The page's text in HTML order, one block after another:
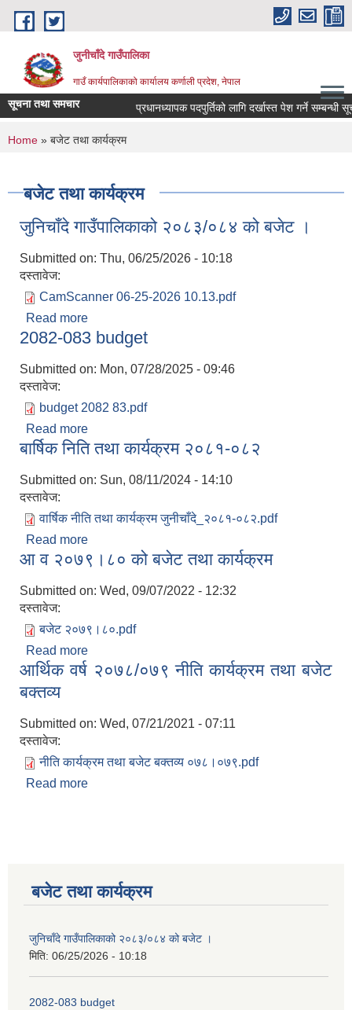
Skip to main content
जुनीचाँदे गाउँपालिका
गाउँ कार्यपालिकाको कार्यालय कर्णाली प्रदेश, नेपाल
सूचना तथा समचार प्रधानध्यापक पदपुर्तिको लागि दर्खास्त पेश गर्ने सम्बन्धी
You are here
Home » बजेट तथा कार्यक्रम
बजेट तथा कार्यक्रम
जुनिचाँदे गाउँपालिकाको २०८३/०८४ को बजेट ।
Submitted on: Thu, 06/25/2026 - 10:18
दस्तावेज:
CamScanner 06-25-2026 10.13.pdf
Read more
2082-083 budget
Submitted on: Mon, 07/28/2025 - 09:46
दस्तावेज:
budget 2082 83.pdf
Read more
बार्षिक निति तथा कार्यक्रम २०८१-०८२
Submitted on: Sun, 08/11/2024 - 14:10
दस्तावेज:
वार्षिक नीति तथा कार्यक्रम जुनीचाँदे_२०८१-०८२.pdf
Read more
आ व २०७९।८० को बजेट तथा कार्यक्रम
Submitted on: Wed, 09/07/2022 - 12:32
दस्तावेज:
बजेट २०७९।८०.pdf
Read more
आर्थिक वर्ष २०७८/०७९ नीति कार्यक्रम तथा बजेट
बक्तव्य
Submitted on: Wed, 07/21/2021 - 07:11
दस्तावेज:
नीति कार्यक्रम तथा बजेट बक्तव्य ०७८।०७९.pdf
Read more
बजेट तथा कार्यक्रम
जुनिचाँदे गाउँपालिकाको २०८३/०८४ को बजेट ।
मिति: 06/25/2026 - 10:18
2082-083 budget